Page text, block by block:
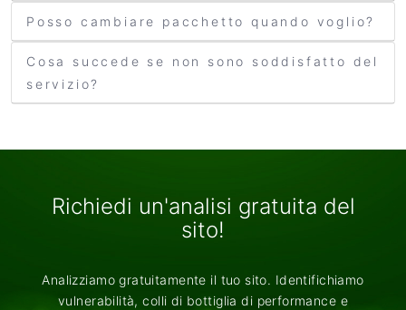
Posso cambiare pacchetto quando voglio?
Cosa succede se non sono soddisfatto del
servizio?
Richiedi un'analisi gratuita del
sito!
Analizziamo gratuitamente il tuo sito. Identifichiamo
vulnerabilità, colli di bottiglia di performance e